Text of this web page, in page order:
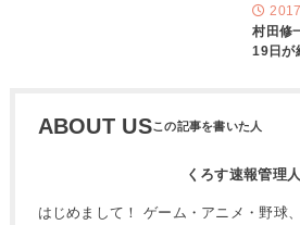
村田修
19日が
ABOUT US
くろす速報管理人
はじめまして！ ゲーム・アニメ・野球